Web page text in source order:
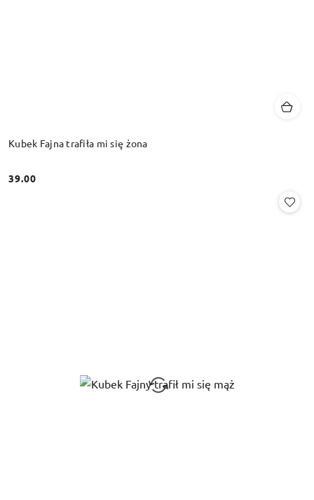
Kubek Fajna trafiła mi się żona
Cena:
39.00